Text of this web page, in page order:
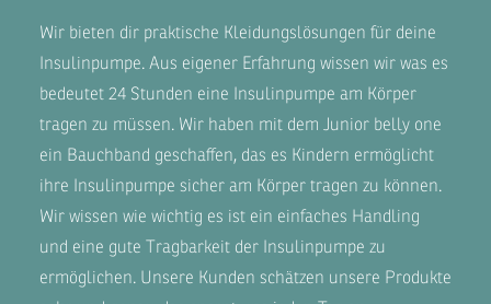
Wir bieten dir praktische Kleidungslösungen für deine
Insulinpumpe. Aus eigener Erfahrung wissen wir was es
bedeutet 24 Stunden eine Insulinpumpe am Körper
tragen zu müssen. Wir haben mit dem Junior belly one
ein Bauchband geschaffen, das es Kindern ermöglicht
ihre Insulinpumpe sicher am Körper tragen zu können.
Wir wissen wie wichtig es ist ein einfaches Handling
und eine gute Tragbarkeit der Insulinpumpe zu
ermöglichen. Unsere Kunden schätzen unsere Produkte